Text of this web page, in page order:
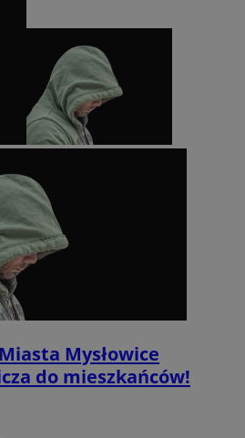
Mysłowice
do mieszkańców!